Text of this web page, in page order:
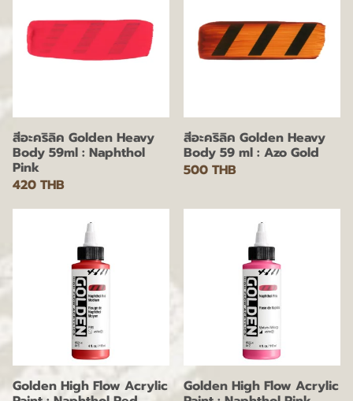
สีอะคริลิค Golden Heavy
Body 59ml : Naphthol
Pink
420 THB
สีอะคริลิค Golden Heavy
Body 59 ml : Azo Gold
500 THB
Golden High Flow Acrylic Golden High Flow Acrylic